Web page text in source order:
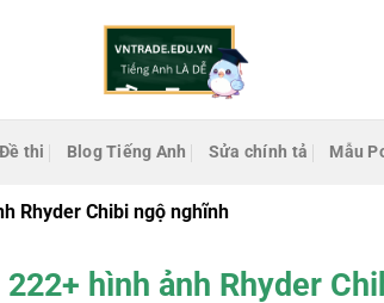
Đề thi Blog Tiếng Anh Sửa chính tả Mẫu
Rhyder Chibi ngộ nghĩnh
hình ảnh Rhyder